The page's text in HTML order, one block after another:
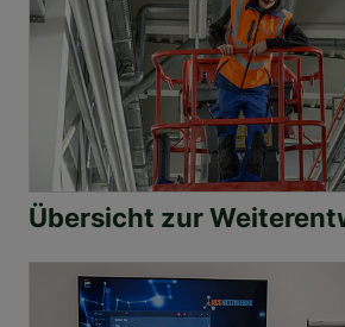
Übersicht zur